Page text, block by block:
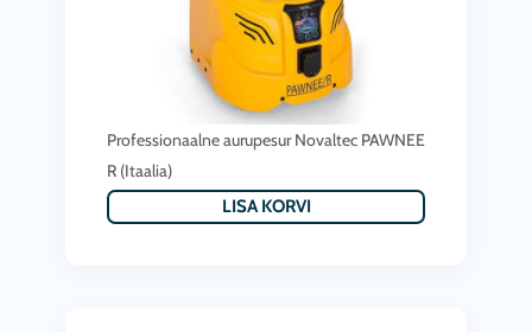
,
1
7
8
.
0
0
2
9
0
.
Professionaalne aurupesur Novaltec PAWNEE
R (Itaalia)
LISA KORVI